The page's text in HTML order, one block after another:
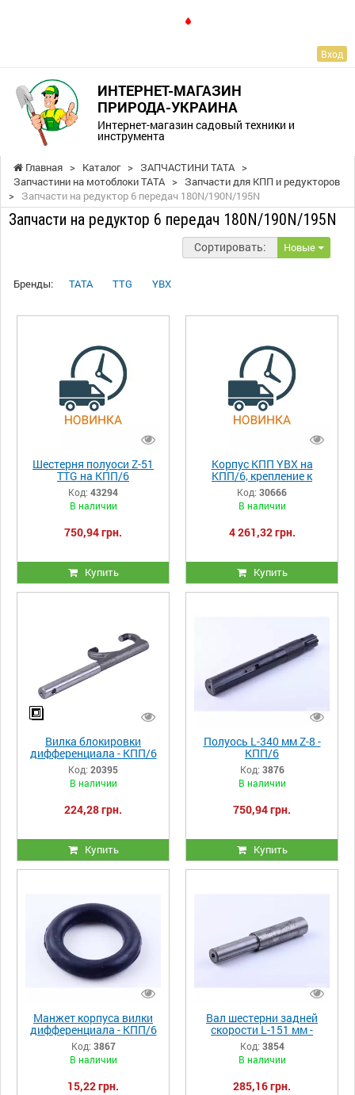
Вход
ИНТЕРНЕТ-МАГАЗИН
ПРИРОДА-УКРАИНА
Интернет-магазин садовый техники и
инструмента
Главная > Каталог > ЗАПЧАСТИНИ ТАТА >
Запчастини на мотоблоки ТАТА > Запчасти для КПП и редукторов
> Запчасти на редуктор 6 передач 180N/190N/195N
Запчасти на редуктор 6 передач 180N/190N/195N
Сортировать: Новые
Бренды: TATA TTG YBX
Шестерня полуоси Z-51
TTG на КПП/6
Код: 43294
В наличии
750,94 грн.
Купить
Корпус КПП YBX на
КПП/6, крепление к
полураме (5 болтов)
Код: 30666
В наличии
4 261,32 грн.
Купить
Вилка блокировки
дифференциала - КПП/6
Y-BOX
Код: 20395
В наличии
224,28 грн.
Купить
Полуось L-340 мм Z-8 -
КПП/6
Код: 3876
В наличии
750,94 грн.
Купить
Манжет корпуса вилки
дифференциала - КПП/6
Код: 3867
В наличии
15,22 грн.
Вал шестерни задней
скорости L-151 мм -
КПП/6
Код: 3854
В наличии
285,16 грн.